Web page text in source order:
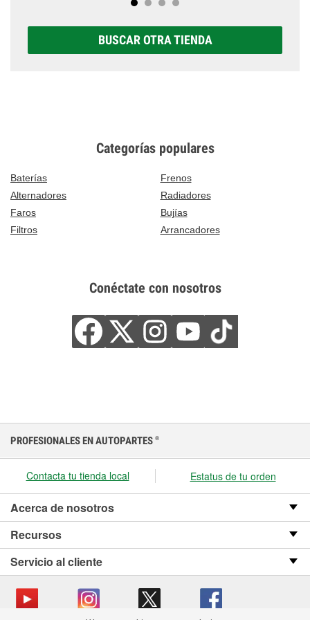
BUSCAR OTRA TIENDA
Categorías populares
Baterías
Frenos
Alternadores
Radiadores
Faros
Bujías
Filtros
Arrancadores
Conéctate con nosotros
PROFESIONALES EN AUTOPARTES ®
Contacta tu tienda local Estatus de tu orden
Acerca de nosotros
Recursos
Servicio al cliente